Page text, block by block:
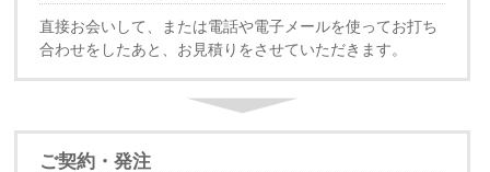
直接お会いして、または電話や電子メールを使ってお打ち
合わせをしたあと、お見積りをさせていただきます。
ご契約・発注